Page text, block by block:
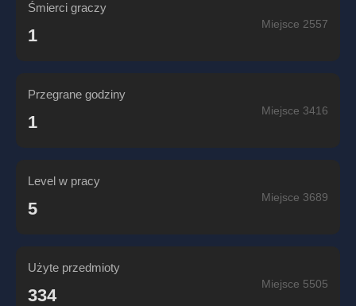
Śmierci graczy
1
Miejsce 2557
Przegrane godziny
1
Miejsce 3416
Level w pracy
5
Miejsce 3689
Użyte przedmioty
334
Miejsce 5505